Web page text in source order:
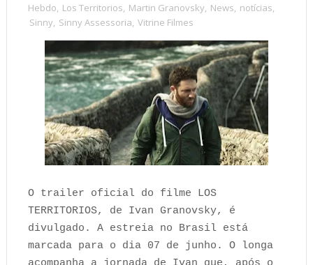
Hebdo, Los Territorios, Martin Granovsky, News, notícias,
Sinny, Sinny Assessoria, Vitrine Filmes
O trailer oficial do filme LOS
TERRITORIOS, de Ivan Granovsky, é
divulgado. A estreia no Brasil está
marcada para o dia 07 de junho. O longa